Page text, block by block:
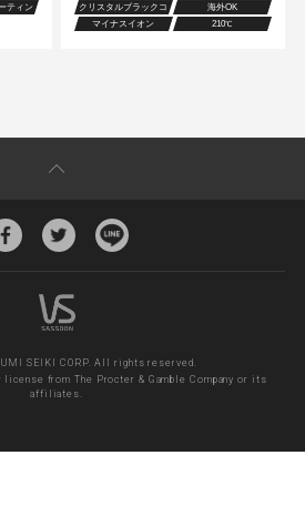
ティン
クリスタルブラックコ
ーティング
海外OK
マイナスイオン
210℃
SEIKI CORP. All rights reserved.
license from The Procter & Gamble Company or its
affiliates.